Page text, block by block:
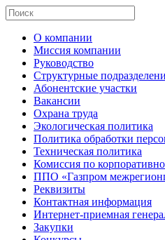
О компании
Миссия компании
Руководство
Структурные
Абонентские участки
Вакансии
Охрана труда
Экологическая политика
Политика обработки
Техническая политика
Комиссия по
ППО «Газпром
Реквизиты
Контактная информация
Интернет-приемная
Закупки